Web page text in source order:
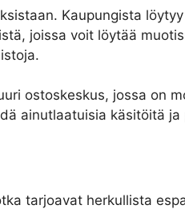
Kaupungista
joissa voit löytää
ostoskeskus, jossa on
ainutlaatuisia käsitöitä ja
tarjoavat herkullista